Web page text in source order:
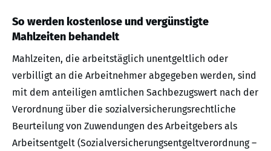
So werden kostenlose und vergünstigte
Mahlzeiten behandelt
Mahlzeiten, die arbeitstäglich unentgeltlich oder
verbilligt an die Arbeitnehmer abgegeben werden, sind
mit dem anteiligen amtlichen Sachbezugswert nach der
Verordnung über die sozialversicherungsrechtliche
Beurteilung von Zuwendungen des Arbeitgebers als
Arbeitsentgelt (Sozialversicherungsentgeltverordnung –